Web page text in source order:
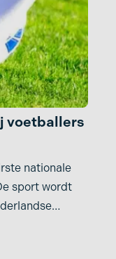
voetballers
nationale
sport wordt